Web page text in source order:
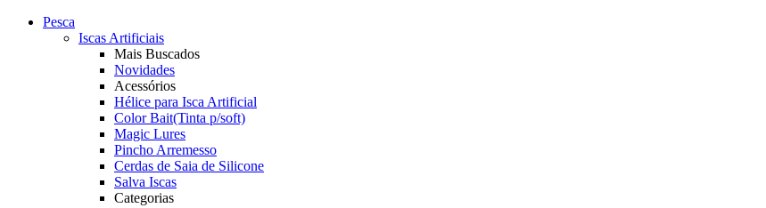
Pesca
Iscas Artificiais
Mais Buscados
Novidades
Acessórios
Hélice para Isca Artificial
Color Bait(Tinta p/soft)
Magic Lures
Pincho Arremesso
Cerdas de Saia de Silicone
Salva Iscas
Categorias